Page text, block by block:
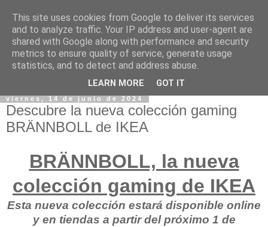
viernes, 14 de junio de 2024
Descubre la nueva colección gaming
BRÄNNBOLL de IKEA
BRÄNNBOLL, la nueva
colección gaming de IKEA
Esta nueva colección estará disponible online
y en tiendas a partir del próximo 1 de
This site uses cookies from Google to deliver its services
and to analyze traffic. Your IP address and user-agent are
shared with Google along with performance and security
metrics to ensure quality of service, generate usage
statistics, and to detect and address abuse.
LEARN MORE GOT IT